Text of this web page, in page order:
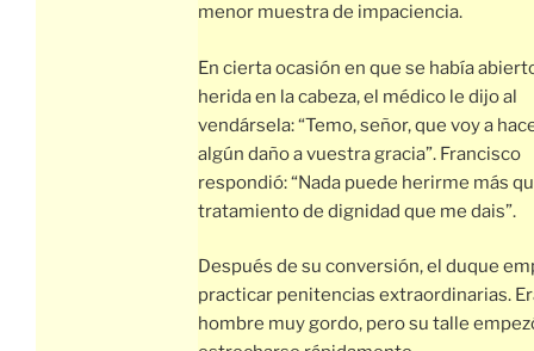
menor muestra de impaciencia.
En cierta ocasión en que se había
herida en la cabeza, el médico le dijo al
vendársela: “Temo, señor, que voy a
algún daño a vuestra gracia”. Francisco
respondió: “Nada puede herirme más
tratamiento de dignidad que me dais”.
Después de su conversión, el duque
practicar penitencias extraordinarias.
hombre muy gordo, pero su talle